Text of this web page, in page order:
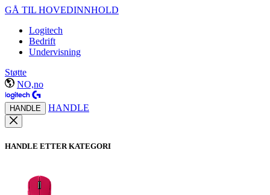
GÅ TIL HOVEDINNHOLD
Logitech
Bedrift
Undervisning
Støtte
NO,no
HANDLE HANDLE
HANDLE ETTER KATEGORI